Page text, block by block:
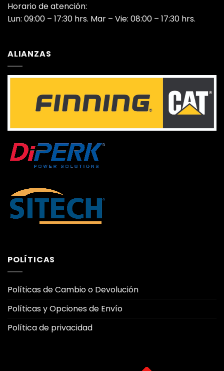
Horario de atención:
Lun: 09:00 – 17:30 hrs. Mar – Vie: 08:00 – 17:30 hrs.
ALIANZAS
POLÍTICAS
Políticas de Cambio o Devolución
Políticas y Opciones de Envío
Política de privacidad